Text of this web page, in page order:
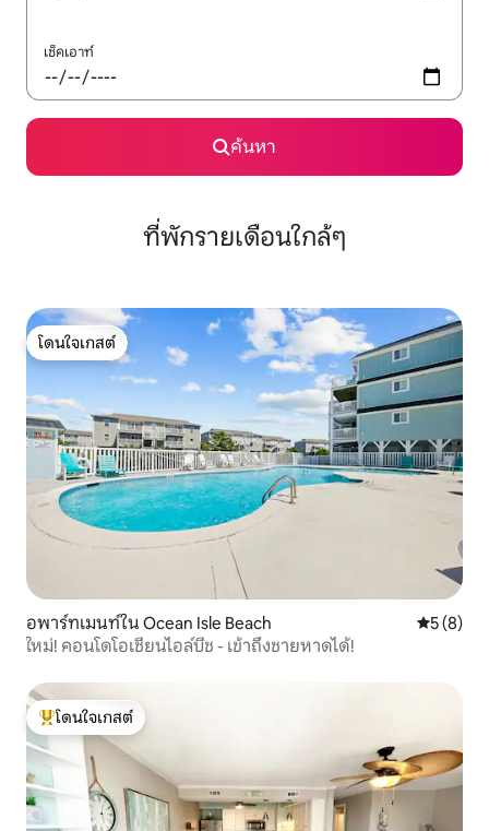
เช็คเอาท์
ค้นหา
ที่พักรายเดือนใกล้ๆ
โดนใจเกสต์
โดนใจเกสต์
อพาร์ทเมนท์ใน Ocean Isle Beach คะแนนเฉ
5 (8)
ใหม่! คอนโดโอเชียนไอล์บีช - เข้าถึงชายหาดได้!
โดนใจเกสต์ที่สุด
โดนใจเกสต์